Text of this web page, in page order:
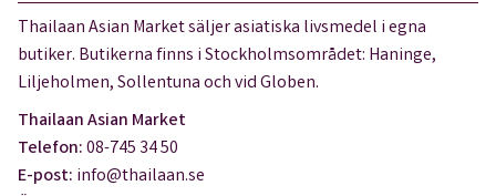
Thailaan Asian Market säljer asiatiska livsmedel i egna
butiker. Butikerna finns i Stockholmsområdet: Haninge,
Liljeholmen, Sollentuna och vid Globen.
Thailaan Asian Market
Telefon:08-745 34 50
E-post: info@thailaan.se